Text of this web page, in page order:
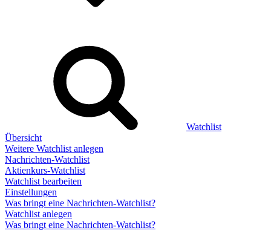
Watchlist
Übersicht
Weitere Watchlist anlegen
Nachrichten-Watchlist
Aktienkurs-Watchlist
Watchlist bearbeiten
Einstellungen
Was bringt eine Nachrichten-Watchlist?
Watchlist anlegen
Was bringt eine Nachrichten-Watchlist?